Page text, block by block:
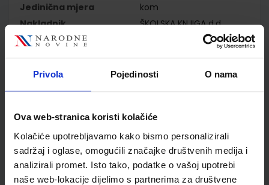
Privola Pojedinosti O nama
Ova web-stranica koristi kolačiće
Kolačiće upotrebljavamo kako bismo personalizirali
sadržaj i oglase, omogućili značajke društvenih medija i
analizirali promet. Isto tako, podatke o vašoj upotrebi
naše web-lokacije dijelimo s partnerima za društvene
Jedinična mjera
kom
Nakladnik
ŠKOLSKA KNJIGA d.d.
Autor
Aleksandra Krampač-
Grljušić Snježana Bakarić
Ivana Križanac Žaklin
Vrsta školske knjige
UDŽBENIK
Vrsta škole
1 OSNOVNA
Nastavni predmet
PRIRODA PP
Reg br min
7614